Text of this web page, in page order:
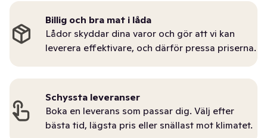
Billig och bra mat i låda
Lådor skyddar dina varor och gör att vi kan
leverera effektivare, och därför pressa priserna.
Schyssta leveranser
Boka en leverans som passar dig. Välj efter
bästa tid, lägsta pris eller snällast mot klimatet.